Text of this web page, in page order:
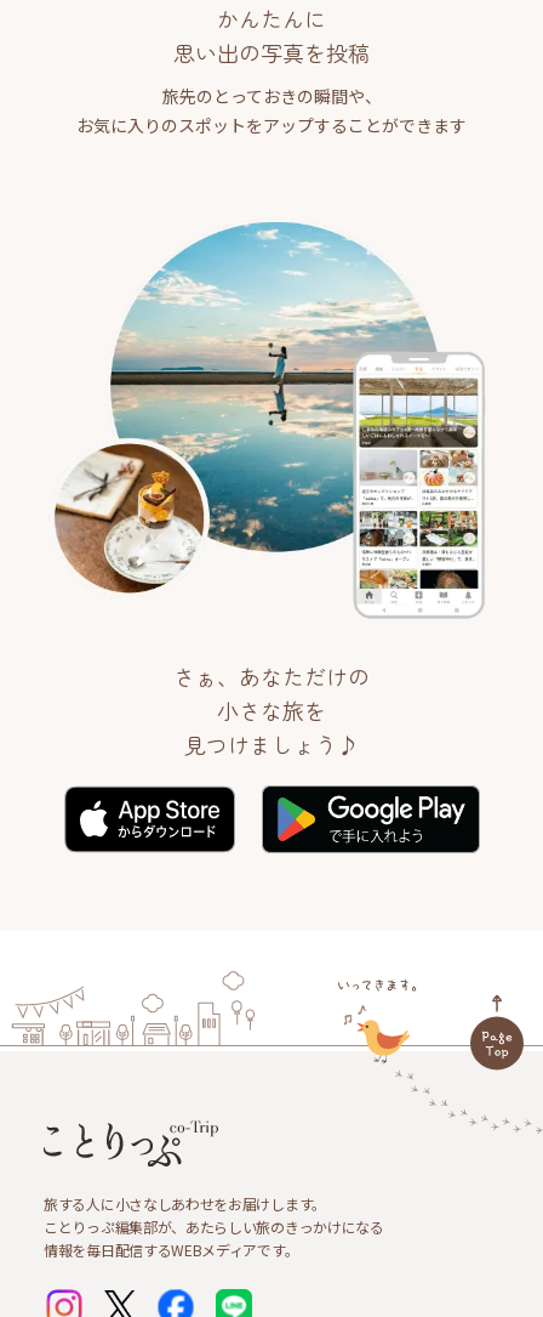
かんたんに
思い出の写真を投稿
旅先のとっておきの瞬間や、
お気に入りのスポットをアップすることができます
さぁ、あなただけの
小さな旅を
見つけましょう♪
旅する人に小さなしあわせをお届けします。
ことりっぷ編集部が、あたらしい旅のきっかけになる
情報を毎日配信するWEBメディアです。